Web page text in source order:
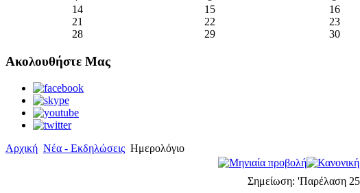
14
15 16
21
22 23
28
29 30
Ακολουθήστε Μας
Αρχική Νέα - Εκδηλώσεις Ημερολόγιο
Σημείωση: 'Παρέλαση